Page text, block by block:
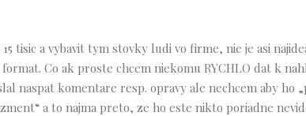
tisic a vybavit tym stovky ludi vo firme, nie je asi
format. Co ak proste chcem niekomu RYCHLO dat k
naspat komentare resp. opravy ale nechcem aby ho
a to najma preto, ze ho este nikto poriadne